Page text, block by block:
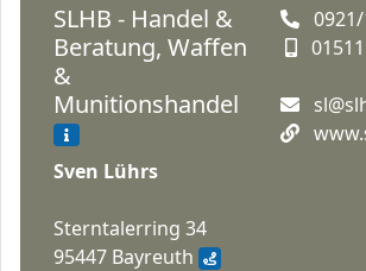
SLHB - Handel &
Beratung, Waffen
&
Munitionshandel
Sven Lührs
Sterntalerring 34
95447 Bayreuth